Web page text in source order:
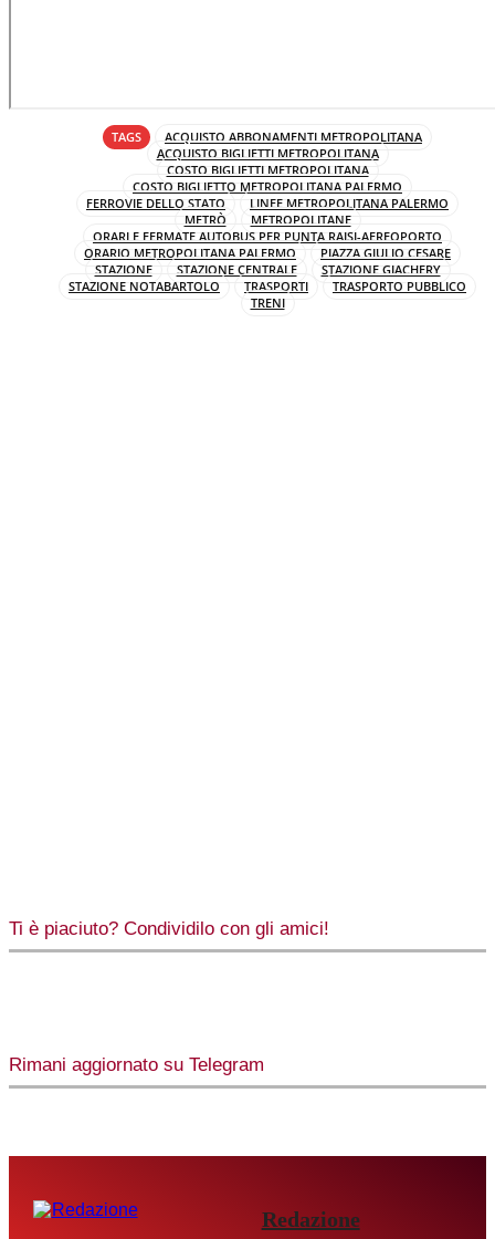
TAGS
ACQUISTO ABBONAMENTI METROPOLITANA
ACQUISTO BIGLIETTI METROPOLITANA
COSTO BIGLIETTI METROPOLITANA
COSTO BIGLIETTO METROPOLITANA PALERMO
FERROVIE DELLO STATO
LINEE METROPOLITANA PALERMO
METRÒ
METROPOLITANE
ORARI E FERMATE AUTOBUS PER PUNTA RAISI-AEREOPORTO
ORARIO METROPOLITANA PALERMO
PIAZZA GIULIO CESARE
STAZIONE
STAZIONE CENTRALE
STAZIONE GIACHERY
STAZIONE NOTABARTOLO
TRASPORTI
TRASPORTO PUBBLICO
TRENI
Ti è piaciuto? Condividilo con gli amici!
Rimani aggiornato su Telegram
Redazione